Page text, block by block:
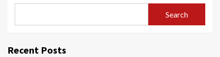
Search
Recent Posts